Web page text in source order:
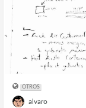
OTROS
alvaro